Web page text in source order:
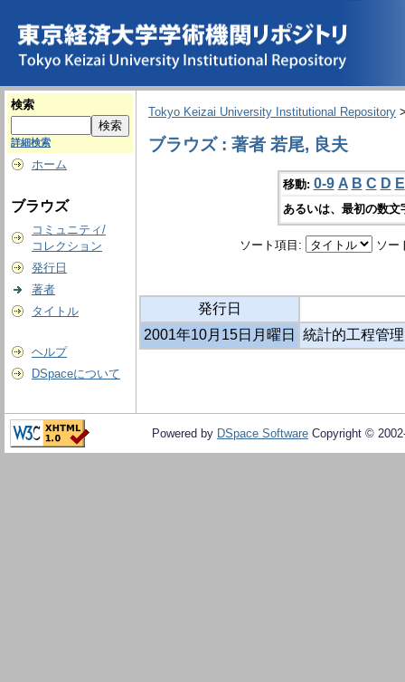
検索
詳細検索
ホーム
ブラウズ
コミュニティ/
コレクション
発行日
著者
タイトル
ヘルプ
DSpaceについて
Tokyo Keizai University Institutional Repository
ブラウズ : 著者 若尾, 良夫
移動: 0-9 A B C D E
あるいは、最初の数
ソート項目: ソー
発行日
2001年10月15日月曜日
統計的工程管
Powered by DSpace Software Copyright ©